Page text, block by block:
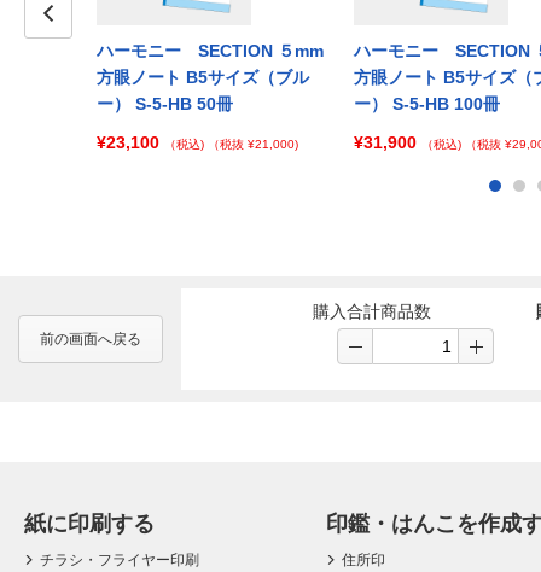
ハーモニー SECTION ５mm
方眼ノート B5サイズ（ブル
ー） S-5-HB 50冊
¥23,100
（税込) （税抜 ¥21,000)
ハーモニー SECTION
方眼ノート B5サイズ（
ー） S-5-HB 100冊
¥31,900
（税込) （税抜
前の画面へ戻る
購入合計商品数
紙に印刷する
チラシ・フライヤー印刷
印鑑・はんこを作成
住所印